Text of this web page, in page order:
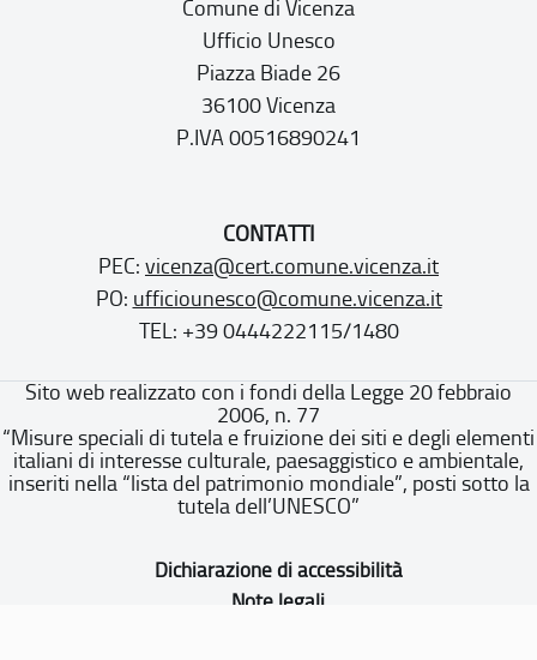
Comune di Vicenza
Ufficio Unesco
Piazza Biade 26
36100 Vicenza
P.IVA 00516890241
CONTATTI
PEC: vicenza@cert.comune.vicenza.it
PO: ufficiounesco@comune.vicenza.it
TEL: +39 0444222115/1480
Sito web realizzato con i fondi della Legge 20 febbraio
2006, n. 77
“Misure speciali di tutela e fruizione dei siti e degli elementi
italiani di interesse culturale, paesaggistico e ambientale,
inseriti nella “lista del patrimonio mondiale”, posti sotto la
tutela dell’UNESCO”
Dichiarazione di accessibilità
Note legali